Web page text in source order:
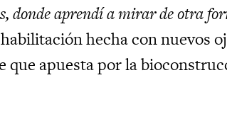
donde aprendí a mirar de otra
hecha con nuevos
que apuesta por la